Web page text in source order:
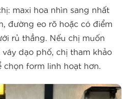
maxi hoa nhìn sang nhất
đường eo rõ hoặc có điểm
rủ thẳng. Nếu chị muốn
dạo phố, chị tham khảo
chọn form linh hoạt hơn.